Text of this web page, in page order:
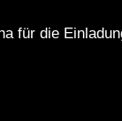
für die